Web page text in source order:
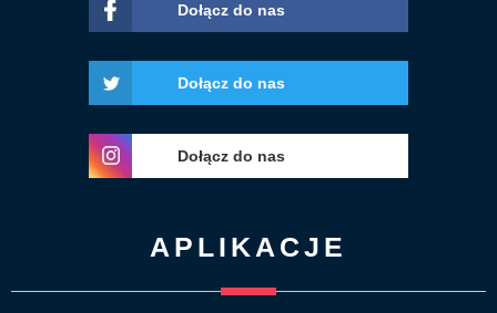
Dołącz do nas
Dołącz do nas
Dołącz do nas
APLIKACJE